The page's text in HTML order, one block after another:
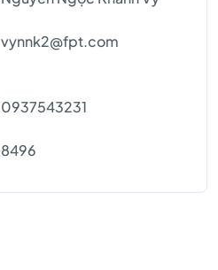
vynnk2@fpt.com
0937543231
8496